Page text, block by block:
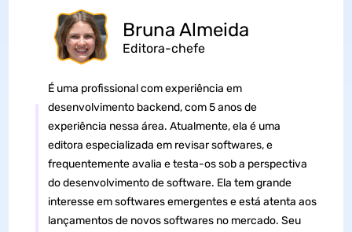
Bruna Almeida
Editora-chefe
É uma profissional com experiência em
desenvolvimento backend, com 5 anos de
experiência nessa área. Atualmente, ela é uma
editora especializada em revisar softwares, e
frequentemente avalia e testa-os sob a perspectiva
do desenvolvimento de software. Ela tem grande
interesse em softwares emergentes e está atenta aos
lançamentos de novos softwares no mercado. Seu